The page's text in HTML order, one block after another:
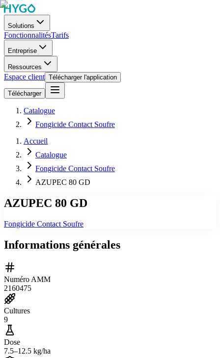
Solutions
FonctionnalitésTarifs
Entreprise
Ressources
Espace client Télécharger l'application
Télécharger
Catalogue
Fongicide Contact Soufre
Accueil
Catalogue
Fongicide Contact Soufre
AZUPEC 80 GD
AZUPEC 80 GD
Fongicide Contact Soufre
Informations générales
Numéro AMM
2160475
Cultures
9
Dose
7.5–12.5 kg/ha